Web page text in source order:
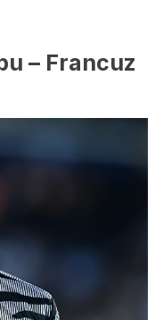
– Francuz